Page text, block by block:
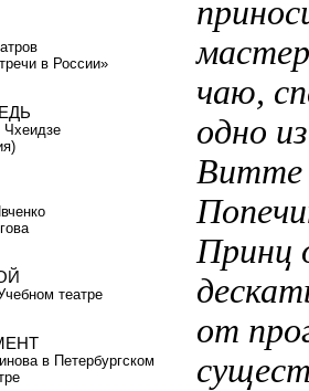
чаю,
одно
Витте
Принц
от
в России»
Чхеидзе
театре
в Петербургском